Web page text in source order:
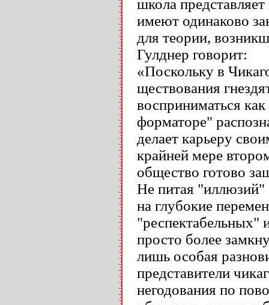
школа
имеют одинаково
для теории,
Гулднер говорит:
«Поскольку в
ществования
восприниматься
форматоре"
делает карьеру
крайней мере
общество готово
Не питая "иллюзий"
на глубокие
"респектабельных"
просто более
лишь особая
представители
негодования по